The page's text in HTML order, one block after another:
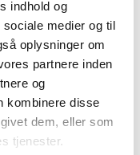
indhold og
medier og til
oplysninger om
partnere inden
og
kombinere disse
dem, eller som
tjenester.
websitet fører
de besøgende
udelukkende i
sider og browsere
indsamling af
IP-adresser til